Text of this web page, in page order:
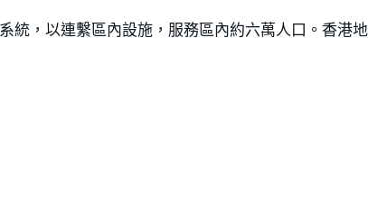
統，以連繫區內設施，服務區內約六萬人口。香港